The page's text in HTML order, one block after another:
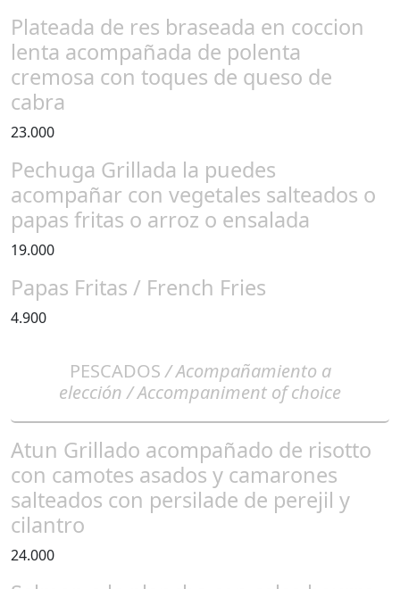
Plateada de res braseada en coccion
lenta acompañada de polenta
cremosa con toques de queso de
cabra
23.000
Pechuga Grillada la puedes
acompañar con vegetales salteados o
papas fritas o arroz o ensalada
19.000
Papas Fritas / French Fries
4.900
PESCADOS/ Acompañamiento a
elección / Accompaniment of choice
Atun Grillado acompañado de risotto
con camotes asados y camarones
salteados con persilade de perejil y
cilantro
24.000